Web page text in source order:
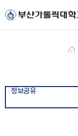
정보공유